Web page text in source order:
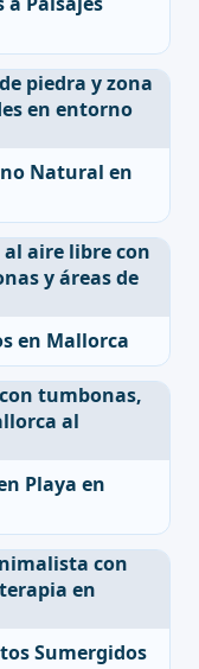
Natural en
en Mallorca
Playa en
Sumergidos